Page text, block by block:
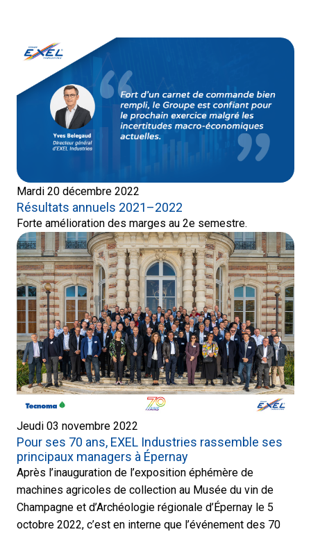
Mardi 20 décembre 2022
Résultats annuels 2021–2022
Forte amélioration des marges au 2e semestre.
Jeudi 03 novembre 2022
Pour ses 70 ans, EXEL Industries rassemble ses
principaux managers à Épernay
Après l’inauguration de l’exposition éphémère de
machines agricoles de collection au Musée du vin de
Champagne et d’Archéologie régionale d’Épernay le 5
octobre 2022, c’est en interne que l’événement des 70